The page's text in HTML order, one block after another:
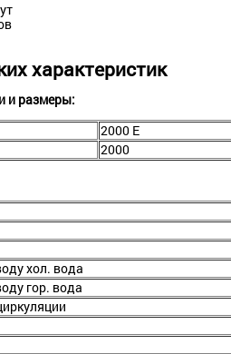
характеристик
и размеры:
2000 E
2000
хол. вода
гор. вода